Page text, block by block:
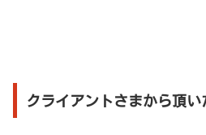
クライアントさまから頂